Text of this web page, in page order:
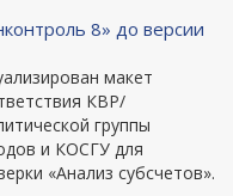
8» до версии
макет
КВР/
группы
и КОСГУ для
«Анализ субсчетов».